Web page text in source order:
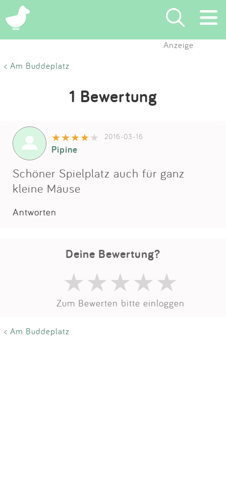
Eintragen
Partner
Anzeige
< Am Buddeplatz
1 Bewertung
2016-03-16
Pipine
Schöner Spielplatz auch für ganz
kleine Mäuse
Antworten
Deine Bewertung?
Zum Bewerten bitte einloggen
< Am Buddeplatz